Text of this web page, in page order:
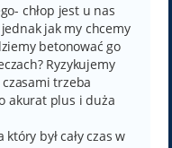
chłop jest u nas
jak my chcemy
betonować go
Ryzykujemy
trzeba
akurat plus i duża
był cały czas w